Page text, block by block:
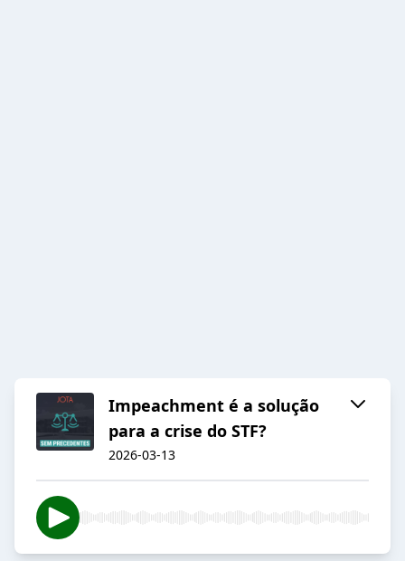
Impeachment é a solução
para a crise do STF?
2026-03-13